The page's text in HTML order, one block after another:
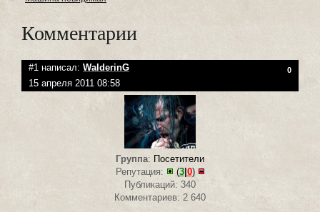
Комментарии
#1 написал: WalderinG 0
15 апреля 2011 08:58
Группа: Посетители
Репутация:
(3| 0)
Публикаций: 340
Комментариев: 2 640